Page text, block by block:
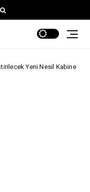
Yönelik Yatırımını